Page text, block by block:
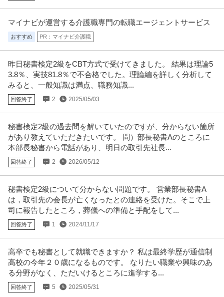
マイナビが運営する介護職専門の転職エージェントサービス
おすすめ PR：マイナビ介護職
昨日秘書検定2級をCBT方式で受けてきました。 結果は理論5
3.8％、実技81.8％で不合格でした。理論編を詳しく分析して
みると、一般知識は満点、職務知識...
回答終了 2 2025/05/03
秘書検定2級の過去問を解いていたのですが、分からない箇所
があり教えていただきたいです。 問）部長秘書Aのところに
本部長秘書から電話があり、明日の取引先社長...
回答終了 2 2026/05/12
秘書検定2級について分からない問題です。 営業部長秘書A
は，取引先の会長が亡くなったとの連絡を受けた。そこで上
司に報告したところ，葬儀への準備と手配をして...
回答終了 1 2024/11/17
高卒でも秘書として就職できますか？ 私は最終学歴が通信制
高校の今年２０歳になるものです。 なりたい職業や興味のあ
る分野がなく、ただいけるところに進学する...
回答終了 5 2025/05/31